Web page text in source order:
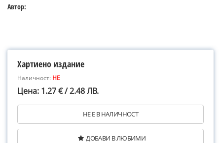
Автор:
Хартиено издание
Наличност: НЕ
Цена: 1.27 € / 2.48 ЛВ.
НЕ Е В НАЛИЧНОСТ
ДОБАВИ В ЛЮБИМИ